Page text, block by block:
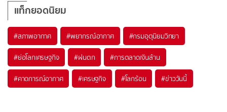
แท็กยอดนิยม
#สภาพอากาศ #พยากรณ์อากาศ #กรมอุตุนิยมวิทยา
#ย่อโลกเศรษฐกิจ #ฝนตก #การตลาดเงินล้าน
#คาดการณ์อากาศ #เศรษฐกิจ #โลกร้อน #ข่าววันนี้